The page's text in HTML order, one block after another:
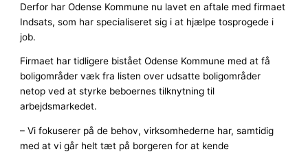
Derfor har Odense Kommune nu lavet en aftale med firmaet
Indsats, som har specialiseret sig i at hjælpe tosprogede i
job.
Firmaet har tidligere bistået Odense Kommune med at få
boligområder væk fra listen over udsatte boligområder
netop ved at styrke beboernes tilknytning til
arbejdsmarkedet.
– Vi fokuserer på de behov, virksomhederne har, samtidig
med at vi går helt tæt på borgeren for at kende